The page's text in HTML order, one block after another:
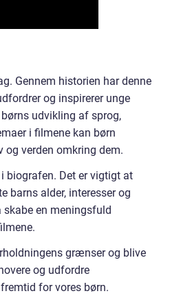
Gennem historien har denne
og inspirerer unge
udvikling af sprog,
i filmene kan børn
og verden omkring dem.
biografen. Det er vigtigt at
barns alder, interesser og
skabe en meningsfuld
grænser og blive
og udfordre
for vores børn.